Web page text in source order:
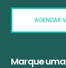
AGENDAR
Marque